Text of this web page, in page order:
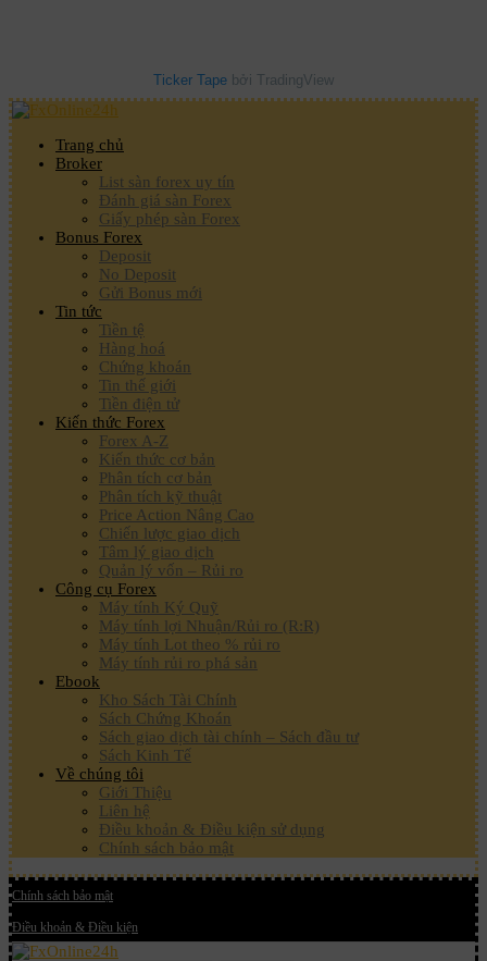
Ticker Tape bởi TradingView
Trang chủ
Broker
List sàn forex uy tín
Đánh giá sàn Forex
Giấy phép sàn Forex
Bonus Forex
Deposit
No Deposit
Gửi Bonus mới
Tin tức
Tiền tệ
Hàng hoá
Chứng khoán
Tin thế giới
Tiền điện tử
Kiến thức Forex
Forex A-Z
Kiến thức cơ bản
Phân tích cơ bản
Phân tích kỹ thuật
Price Action Nâng Cao
Chiến lược giao dịch
Tâm lý giao dịch
Quản lý vốn – Rủi ro
Công cụ Forex
Máy tính Ký Quỹ
Máy tính lợi Nhuận/Rủi ro (R:R)
Máy tính Lot theo % rủi ro
Máy tính rủi ro phá sản
Ebook
Kho Sách Tài Chính
Sách Chứng Khoán
Sách giao dịch tài chính – Sách đầu tư
Sách Kinh Tế
Về chúng tôi
Giới Thiệu
Liên hệ
Điều khoản & Điều kiện sử dụng
Chính sách bảo mật
Chính sách bảo mật
Điều khoản & Điều kiện